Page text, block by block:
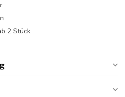
2 Stück